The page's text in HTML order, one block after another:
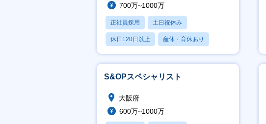
700万~1000万
正社員採用 土日祝休み
休日120日以上 産休・育休あり
賞与あり
S&OPスペシャリスト
大阪府
600万~1000万